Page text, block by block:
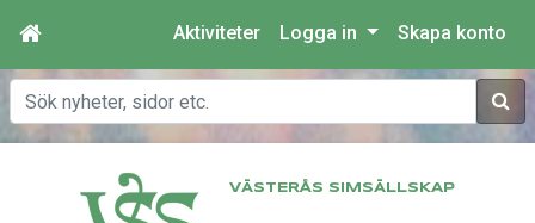
Aktiviteter Logga in Skapa konto
Sök
VÄSTERÅS SIMSÄLLSKAP